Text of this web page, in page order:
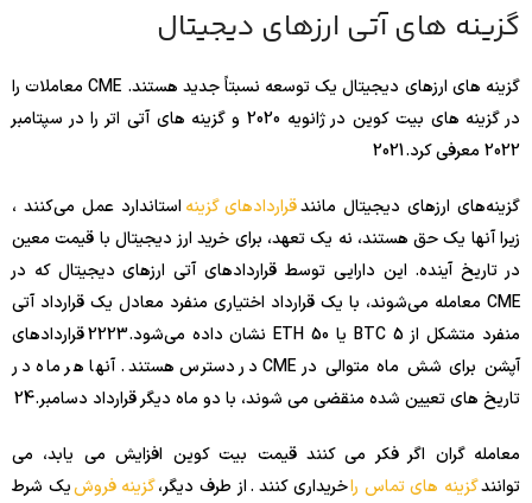
گزینه های آتی ارزهای دیجیتال
گزینه های ارزهای دیجیتال یک توسعه نسبتاً جدید هستند. CME معاملات را
در گزینه های بیت کوین در ژانویه 2020 و گزینه های آتی اتر را در سپتامبر
2022 معرفی کرد.
2021
گزینه‌های ارزهای دیجیتال مانندقراردادهای گزینه استاندارد عمل می‌کنند ،
زیرا آنها یک حق هستند، نه یک تعهد، برای خرید ارز دیجیتال با قیمت معین
در تاریخ آینده. این دارایی توسط قراردادهای آتی ارزهای دیجیتال که در
CME معامله می‌شوند، با یک قرارداد اختیاری منفرد معادل یک قرارداد آتی
منفرد متشکل از 5 BTC یا 50 ETH نشان داده می‌شود.
2223
قراردادهای
آپشن برای شش ماه متوالی در CME در دسترس هستند. آنها هر ماه در
تاریخ های تعیین شده منقضی می شوند، با دو ماه دیگر قرارداد دسامبر.24
معامله گران اگر فکر می کنند قیمت بیت کوین افزایش می یابد، می
توانندگزینه های تماس راخریداری کنند . از طرف دیگر،گزینه فروشیک شرط